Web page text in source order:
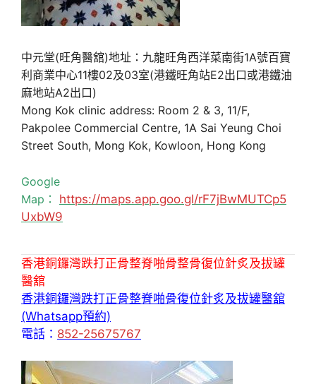
中元堂(旺角醫舘)地址：九龍旺角西洋菜南街1A號百寶
利商業中心11樓02及03室(港鐵旺角站E2出口或港鐵油
麻地站A2出口)
Mong Kok clinic address: Room 2 & 3, 11/F,
Pakpolee Commercial Centre, 1A Sai Yeung Choi
Street South, Mong Kok, Kowloon, Hong Kong
Google
Map： https://maps.app.goo.gl/rF7jBwMUTCp5
UxbW9
香港銅鑼灣跌打正骨整脊啪骨整骨復位針炙及拔罐
醫舘
香港銅鑼灣跌打正骨整脊啪骨復位針炙及拔罐醫舘
(Whatsapp預約)
電話： 852-25675767